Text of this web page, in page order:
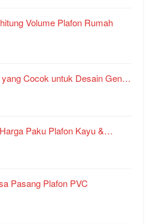
Volume Plafon Rumah
Cocok untuk Desain Gen…
Paku Plafon Kayu &…
Pasang Plafon PVC